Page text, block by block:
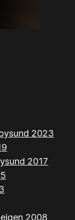
2023
2017
2008